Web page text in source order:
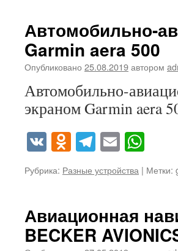
Автомобильно-
Garmin aera 500
Опубликовано 25.08.2019автором
Автомобильно-
экраном Garmin aera
VKOdnoklassniki
Telegram
Email
Рубрика: Разные устройства | Метки:
Авиационная
BECKER